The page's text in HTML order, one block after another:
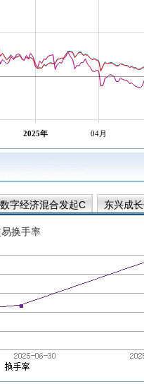
2025年 04月
字经济混合发起C 东兴成
换手率